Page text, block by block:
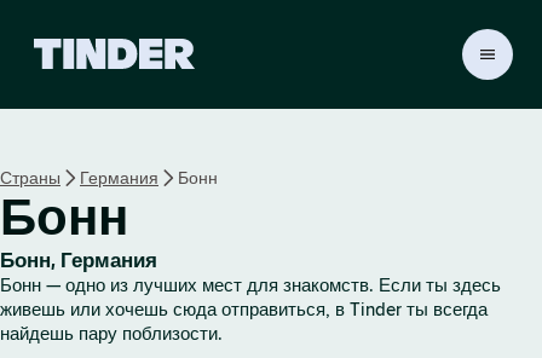
а
р
а
н
Страны Германия Бонн
Бонн
Бонн, Германия
Бонн — одно из лучших мест для знакомств. Если ты здесь
живешь или хочешь сюда отправиться, в Tinder ты всегда
найдешь пару поблизости.